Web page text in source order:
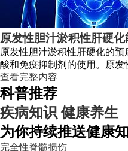
原发性胆汁淤积性肝硬化
原发性胆汁淤积性肝硬化的
酸和免疫抑制剂的使用。原
查看完整内容
科普推荐
疾病知识 健康养生
为你持续推送健康
完全性脊髓损伤